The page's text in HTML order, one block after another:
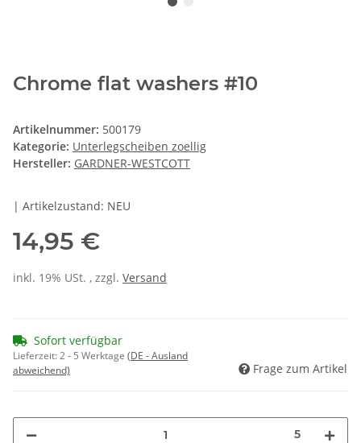
Chrome flat washers #10
Artikelnummer: 500179
Kategorie: Unterlegscheiben zoellig
Hersteller: GARDNER-WESTCOTT
| Artikelzustand: NEU
14,95 €
inkl. 19% USt. , zzgl. Versand
Sofort verfügbar
Lieferzeit:2 - 5 Werktage (DE - Ausland
abweichend)
Frage zum Artikel
5